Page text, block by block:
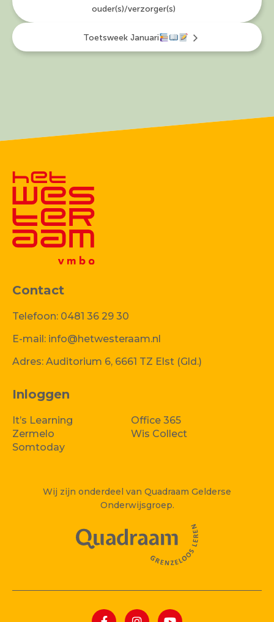
ouder(s)/verzorger(s)
Toetsweek Januari
Inloggen
It’s Learning
Office 365
Zermelo
Wis Collect
Somtoday
Contact
Telefoon: 0481 36 29 30
E-mail: info@hetwesteraam.nl
Adres: Auditorium 6, 6661 TZ Elst (Gld.)
Wij zijn onderdeel van Quadraam Gelderse
Onderwijsgroep.